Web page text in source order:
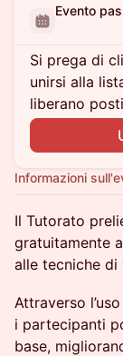
Evento
Si prega di
unirsi alla
liberano
Informazioni
Il Tutorato
gratuitamente
alle tecniche di
Attraverso
i partecipanti
base,